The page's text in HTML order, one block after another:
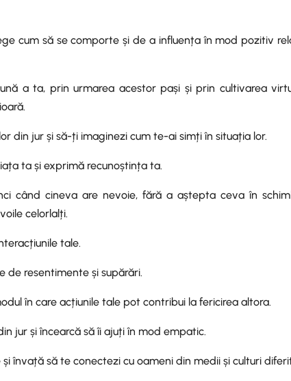
cum să se comporte și de a influența în mod pozitiv
a ta, prin urmarea acestor pași și prin cultivarea
din jur și să-ți imaginezi cum te-ai simți în situația lor.
ta și exprimă recunoștința ta.
când cineva are nevoie, fără a aștepta ceva în
celorlalți.
tale.
de resentimente și supărări.
în care acțiunile tale pot contribui la fericirea altora.
jur și încearcă să îi ajuți în mod empatic.
învață să te conectezi cu oameni din medii și culturi